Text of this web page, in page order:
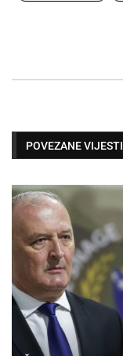
POVEZANE VIJESTI